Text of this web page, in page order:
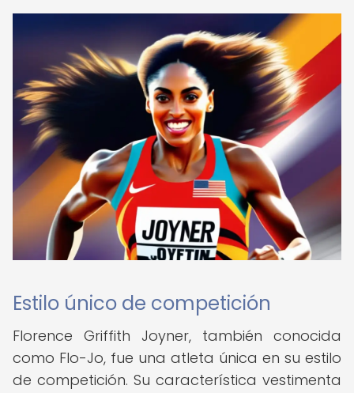
Estilo único de competición
Florence Griffith Joyner, también conocida
como Flo-Jo, fue una atleta única en su estilo
de competición. Su característica vestimenta